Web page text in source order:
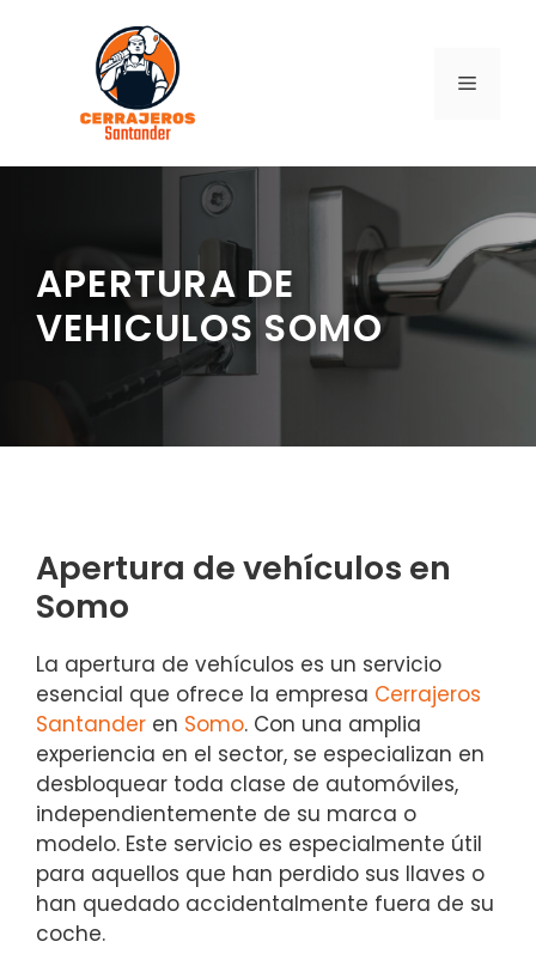
contenido
MENÚ
APERTURA DE
VEHICULOS SOMO
Apertura de vehículos en
Somo
La apertura de vehículos es un servicio
esencial que ofrece la empresa Cerrajeros
Santander en Somo. Con una amplia
experiencia en el sector, se especializan en
desbloquear toda clase de automóviles,
independientemente de su marca o
modelo. Este servicio es especialmente útil
para aquellos que han perdido sus llaves o
han quedado accidentalmente fuera de su
coche.